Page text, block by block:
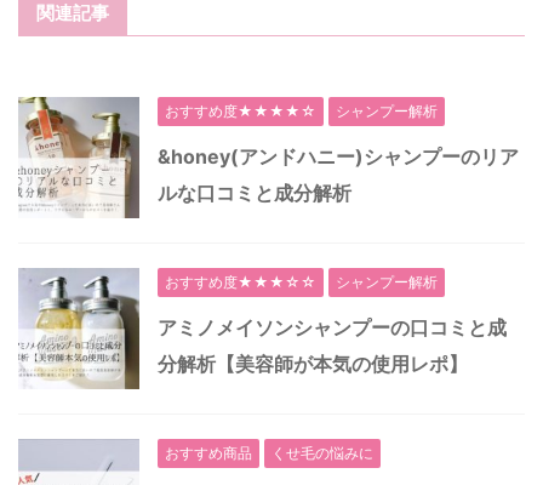
関連記事
おすすめ度★★★★☆ シャンプー解析
&honey(アンドハニー)シャンプーのリア
ルな口コミと成分解析
おすすめ度★★★☆☆ シャンプー解析
アミノメイソンシャンプーの口コミと成
分解析【美容師が本気の使用レポ】
おすすめ商品 くせ毛の悩みに